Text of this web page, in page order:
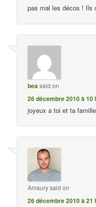
pas mal les décos ! Ils
beasaid on
26 décembre 2010 à 10
joyeux a toi et ta famille
Amaurysaid on
26 décembre 2010 à 21